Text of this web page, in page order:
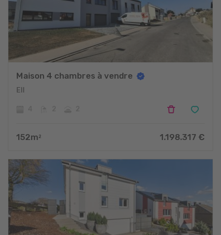
Maison 4 chambres à vendre
Ell
152m 2 1.198.317 €